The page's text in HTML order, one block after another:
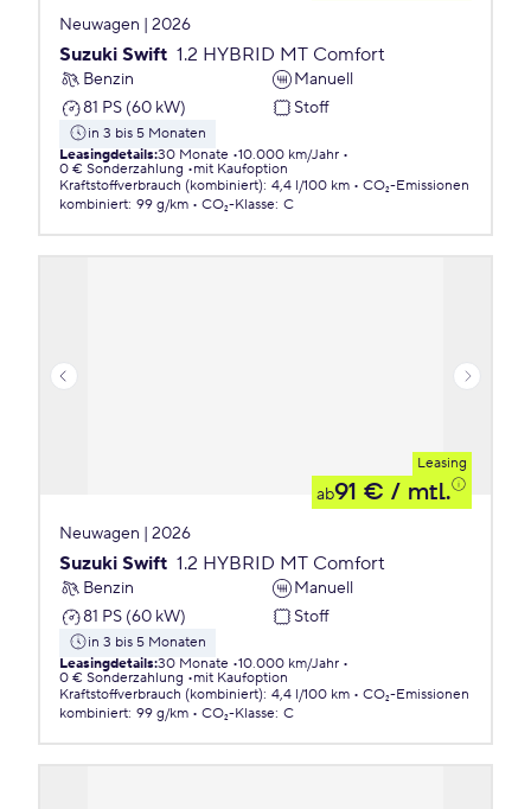
Neuwagen | 2026
Suzuki Swift 1.2 HYBRID MT Comfort
Benzin
Manuell
81 PS (60 kW)
Stoff
in 3 bis 5 Monaten
Leasingdetails:30 Monate 10.000 km/Jahr
0 € Sonderzahlung
mit Kaufoption
Kraftstoffverbrauch (kombiniert): 4,4 l/100 km
CO₂-Emissionen
kombiniert: 99 g/km CO₂-Klasse: C
Leasing
ab91 € / mtl.
Neuwagen | 2026
Suzuki Swift 1.2 HYBRID MT Comfort
Benzin
Manuell
81 PS (60 kW)
Stoff
in 3 bis 5 Monaten
Leasingdetails:30 Monate 10.000 km/Jahr
0 € Sonderzahlung
mit Kaufoption
Kraftstoffverbrauch (kombiniert): 4,4 l/100 km
CO₂-Emissionen
kombiniert: 99 g/km CO₂-Klasse: C